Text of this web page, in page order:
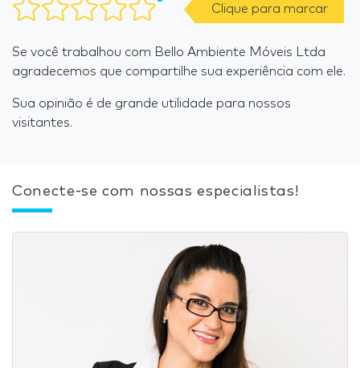
Clique para marcar
Se você trabalhou com Bello Ambiente Móveis Ltda
agradecemos que compartilhe sua experiência com ele.
Sua opinião é de grande utilidade para nossos
visitantes.
Conecte-se com nossas especialistas!